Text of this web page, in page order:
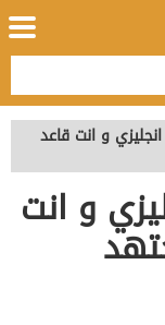
و انت قاعد
و انت